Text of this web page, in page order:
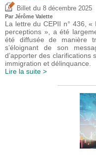
Billet du 8 décembre 2025
Par Jérôme Valette
La lettre du CEPII n° 436,
perceptions », a été
été diffusée de manière
s’éloignant de son
d’apporter des clarifications
immigration et délinquance.
Lire la suite >